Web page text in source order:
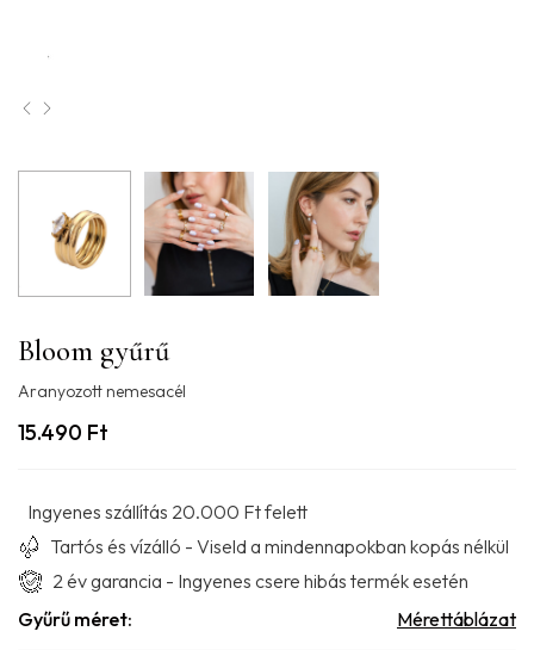
Bloom gyűrű
Aranyozott nemesacél
15.490 Ft
Ingyenes szállítás 20.000 Ft felett
Tartós és vízálló - Viseld a mindennapokban kopás nélkül
2 év garancia - Ingyenes csere hibás termék esetén
Gyűrű méret:
Mérettáblázat